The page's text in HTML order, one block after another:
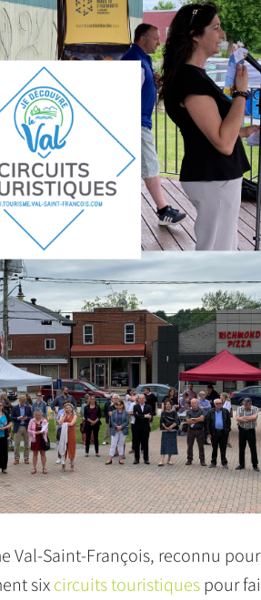
Val-Saint-François, reconnu
sixcircuits touristiquespour